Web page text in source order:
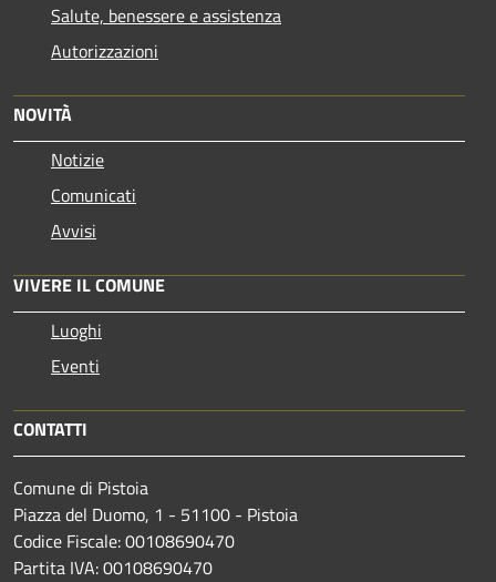
Salute, benessere e assistenza
Autorizzazioni
NOVITÀ
Notizie
Comunicati
Avvisi
VIVERE IL COMUNE
Luoghi
Eventi
CONTATTI
Comune di Pistoia
Piazza del Duomo, 1 - 51100 - Pistoia
Codice Fiscale: 00108690470
Partita IVA: 00108690470